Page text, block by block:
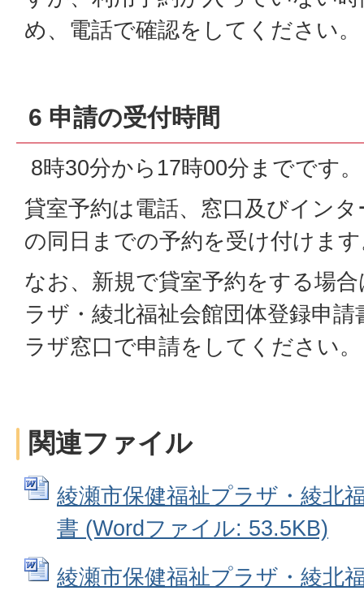
め、電話で確認をしてください。
6 申請の受付時間
8時30分から17時00分までです。
貸室予約は電話、窓口及びイン
の同日までの予約を受け付けま
なお、新規で貸室予約をする場
ラザ・綾北福祉会館団体登録申
ラザ窓口で申請をしてください。
関連ファイル
綾瀬市保健福祉プラザ・綾北
書 (Wordファイル: 53.5KB)
綾瀬市保健福祉プラザ・綾北